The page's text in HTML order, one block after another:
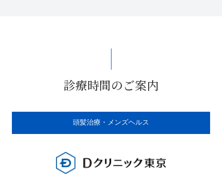
診療時間のご案内
頭髪治療・メンズヘルス